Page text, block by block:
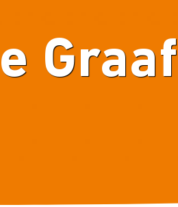
Graaf